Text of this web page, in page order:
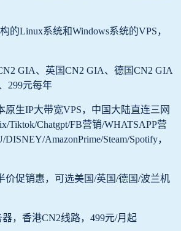
的Linux系统和Windows系统的VPS，
GIA、英国CN2 GIA、德国CN2 GIA
299元每年
原生IP大带宽VPS，中国大陆直连三网
Tiktok/Chatgpt/FB营销/WHATSAPP营
AmazonPrime/Steam/Spotify，
价促销惠，可选美国/英国/德国/波兰机
，香港CN2线路，499元/月起